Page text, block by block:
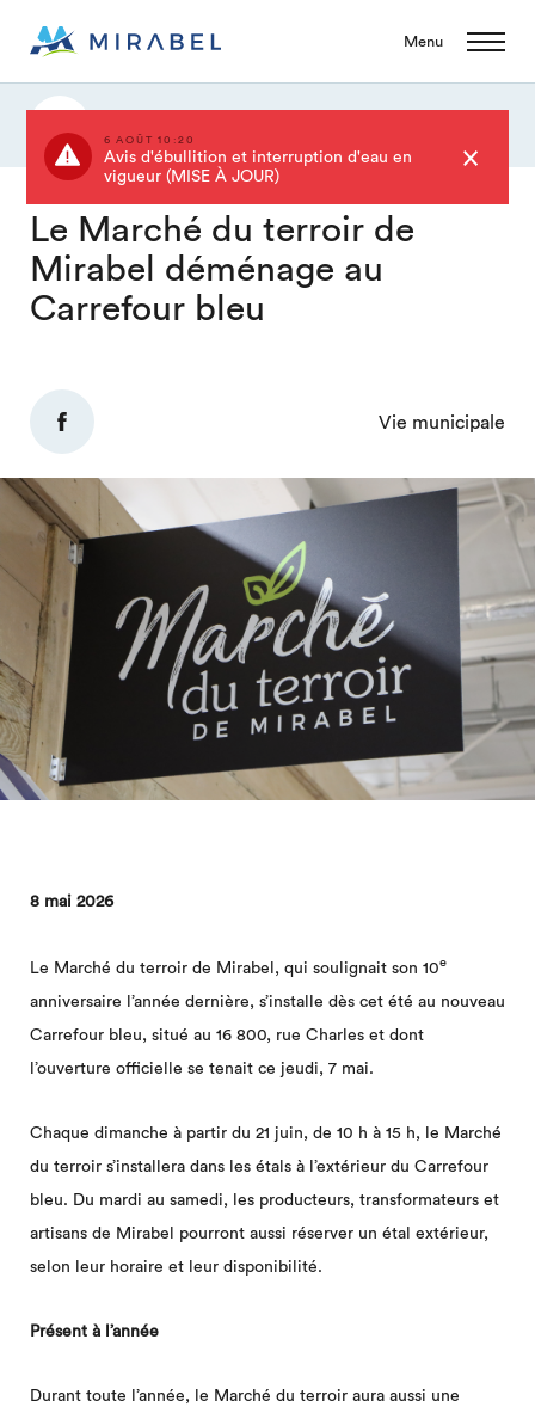
Menu
6 AOÛT 10:20
Avis d'ébullition et interruption d'eau en
vigueur (MISE À JOUR)
Le Marché du terroir de
Mirabel déménage au
Carrefour bleu
Vie municipale
8 mai 2026
Le Marché du terroir de Mirabel, qui soulignait son 10e
anniversaire l’année dernière, s’installe dès cet été au nouveau
Carrefour bleu, situé au 16 800, rue Charles et dont
l’ouverture officielle se tenait ce jeudi, 7 mai.
Chaque dimanche à partir du 21 juin, de 10 h à 15 h, le Marché
du terroir s’installera dans les étals à l’extérieur du Carrefour
bleu. Du mardi au samedi, les producteurs, transformateurs et
artisans de Mirabel pourront aussi réserver un étal extérieur,
selon leur horaire et leur disponibilité.
Présent à l’année
Durant toute l’année, le Marché du terroir aura aussi une